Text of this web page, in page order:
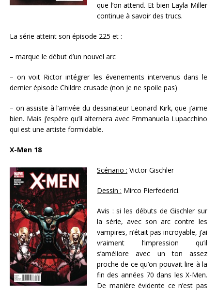
que l’on attend. Et bien Layla Miller
continue à savoir des trucs.
La série atteint son épisode 225 et :
– marque le début d’un nouvel arc
– on voit Rictor intégrer les évenements intervenus dans le
dernier épisode Childre crusade (non je ne spoile pas)
– on assiste à l’arrivée du dessinateur Leonard Kirk, que j’aime
bien. Mais j’espère qu’il alternera avec Emmanuela Lupacchino
qui est une artiste formidable.
X-Men 18
Scénario : Victor Gischler
Dessin : Mirco Pierfederici.
Avis : si les débuts de Gischler sur
la série, avec son arc contre les
vampires, n’était pas incroyable, j’ai
vraiment l’impression qu’il
s’améliore avec un ton assez
proche de ce qu’on pouvait lire à la
fin des années 70 dans les X-Men.
De manière évidente ce n’est pas